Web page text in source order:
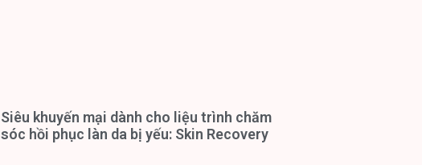
Siêu khuyến mại dành cho liệu trình chăm
sóc hồi phục làn da bị yếu: Skin Recovery